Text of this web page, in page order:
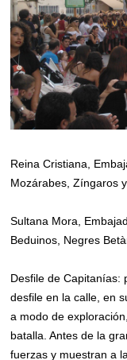
Reina Cristiana,
Mozárabes, Zíngaros y
Sultana Mora,
Beduinos, Negres
Desfile de Capitanías:
desfile en la calle, en
a modo de
batalla. Antes de la
fuerzas y muestran a